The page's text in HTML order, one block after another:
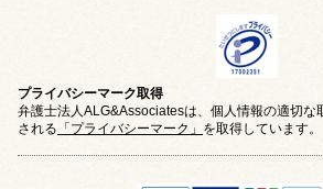
プライバシーマーク取得
弁護士法人ALG&Associatesは、個人情報の適切な
される 「プライバシーマーク」 を取得しています。